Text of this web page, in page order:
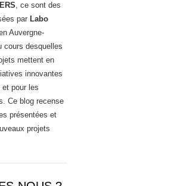
, ce sont des
par Labo
Auvergne-
cours desquelles
mettent en
innovantes
pour les
Ce blog recense
présentées et
projets